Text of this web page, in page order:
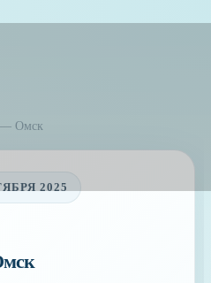
— Омск
2025